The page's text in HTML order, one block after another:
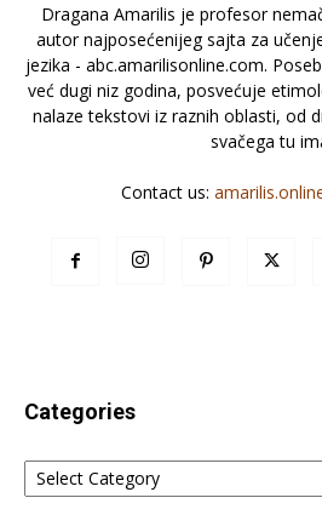
Dragana Amarilis je profesor
autor najposećenijeg sajta za
jezika - abc.amarilisonline.com.
već dugi niz godina, posvećuje
nalaze tekstovi iz raznih oblasti, od
svačega tu
Contact us:
Categories
Categories